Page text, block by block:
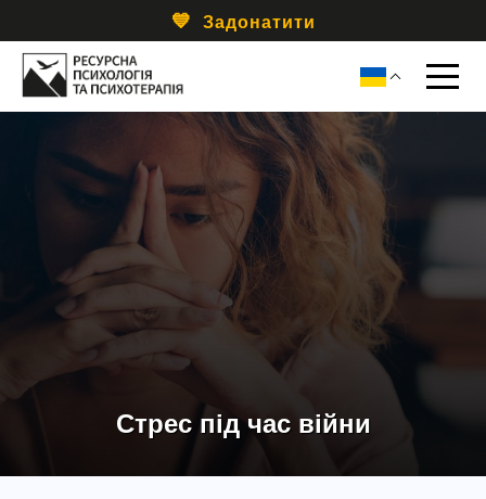
Задонатити
Стрес під час війни